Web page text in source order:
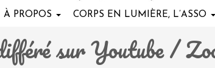
À PROPOS CORPS EN LUMIÈRE, L’ASSO
sur Youtube /